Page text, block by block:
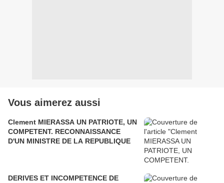
Vous aimerez aussi
Clement MIERASSA UN PATRIOTE, UN
COMPETENT. RECONNAISSANCE
D'UN MINISTRE DE LA REPUBLIQUE
DERIVES ET INCOMPETENCE DE